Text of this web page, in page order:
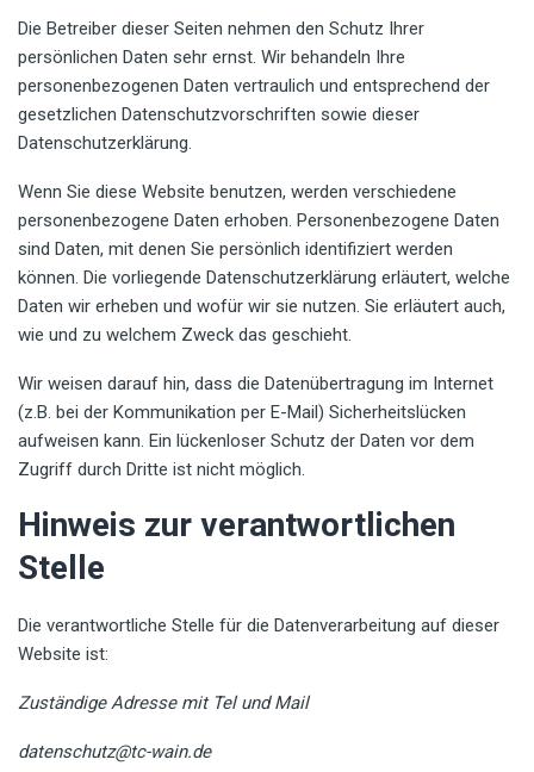
Die Betreiber dieser Seiten nehmen den Schutz Ihrer
persönlichen Daten sehr ernst. Wir behandeln Ihre
personenbezogenen Daten vertraulich und entsprechend der
gesetzlichen Datenschutzvorschriften sowie dieser
Datenschutzerklärung.
Wenn Sie diese Website benutzen, werden verschiedene
personenbezogene Daten erhoben. Personenbezogene Daten
sind Daten, mit denen Sie persönlich identifiziert werden
können. Die vorliegende Datenschutzerklärung erläutert, welche
Daten wir erheben und wofür wir sie nutzen. Sie erläutert auch,
wie und zu welchem Zweck das geschieht.
Wir weisen darauf hin, dass die Datenübertragung im Internet
(z.B. bei der Kommunikation per E-Mail) Sicherheitslücken
aufweisen kann. Ein lückenloser Schutz der Daten vor dem
Zugriff durch Dritte ist nicht möglich.
Hinweis zur verantwortlichen
Stelle
Die verantwortliche Stelle für die Datenverarbeitung auf dieser
Website ist:
Zuständige Adresse mit Tel und Mail
datenschutz@tc-wain.de